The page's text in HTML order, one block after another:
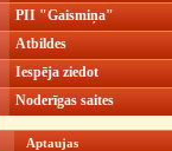
PII "Gaismiņa"
Atbildes
Iespēja ziedot
Noderīgas saites
Aptaujas